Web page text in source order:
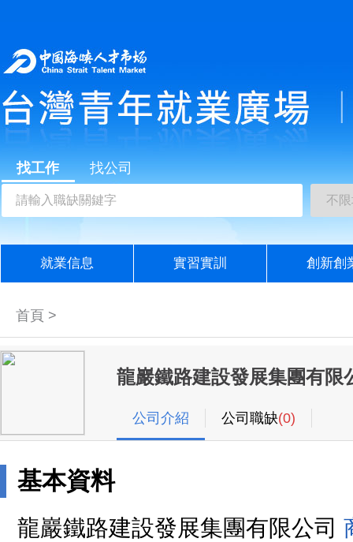
找工作 找公司
就業信息 實習實訓 創新創
首頁 >
龍巖鐵路建設發展集團有限
公司介紹 公司職缺(0)
基本資料
龍巖鐵路建設發展集團有限公司